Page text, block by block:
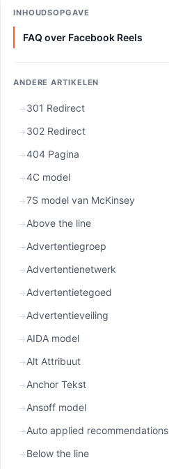
INHOUDSOPGAVE
FAQ over Facebook Reels
ANDERE ARTIKELEN
301 Redirect
302 Redirect
404 Pagina
4C model
7S model van McKinsey
Above the line
Advertentiegroep
Advertentienetwerk
Advertentietegoed
Advertentieveiling
AIDA model
Alt Attribuut
Anchor Tekst
Ansoff model
Auto applied recommendations
Below the line